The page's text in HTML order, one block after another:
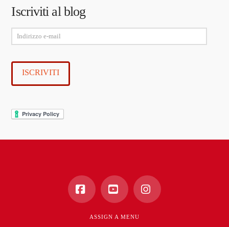
Iscriviti al blog
Indirizzo
e-
mail
ISCRIVITI
FacebookYouTube
ASSIGN A MENU